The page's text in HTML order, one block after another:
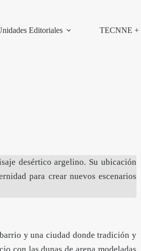
Editoriales TECNNE +
desértico argelino. Su ubicación
para crear nuevos escenarios
y una ciudad donde tradición y